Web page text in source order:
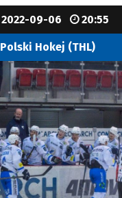
2022-09-06 20:55
Polski Hokej (THL)